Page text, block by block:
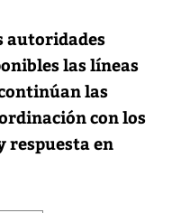
autoridades
las líneas
las
con los
respuesta en